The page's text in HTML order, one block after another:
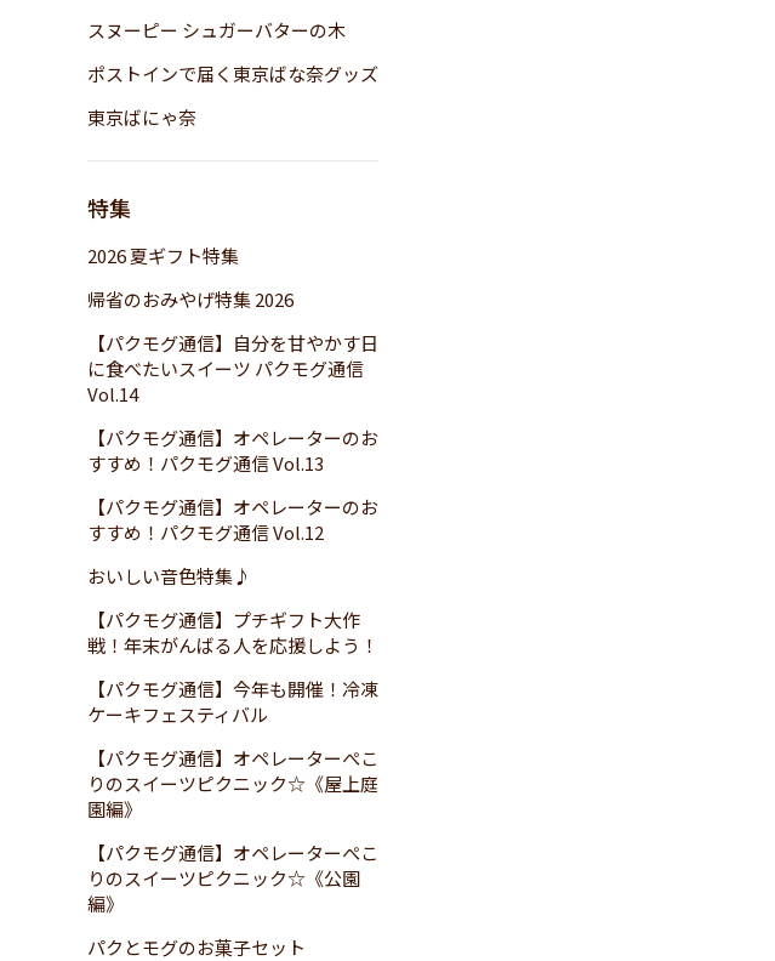
スヌーピー シュガーバターの木
ポストインで届く東京ばな奈グッズ
東京ばにゃ奈
特集
2026 夏ギフト特集
帰省のおみやげ特集 2026
【パクモグ通信】自分を甘やかす日
に食べたいスイーツ パクモグ通信
Vol.14
【パクモグ通信】オペレーターのお
すすめ！パクモグ通信 Vol.13
【パクモグ通信】オペレーターのお
すすめ！パクモグ通信 Vol.12
おいしい音色特集♪
【パクモグ通信】プチギフト大作
戦！年末がんばる人を応援しよう！
【パクモグ通信】今年も開催！冷凍
ケーキフェスティバル
【パクモグ通信】オペレーターぺこ
りのスイーツピクニック☆《屋上庭
園編》
【パクモグ通信】オペレーターぺこ
りのスイーツピクニック☆《公園
編》
パクとモグのお菓子セット